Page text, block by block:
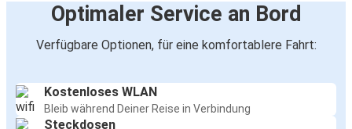
Optimaler Service an Bord
Verfügbare Optionen, für eine komfortablere Fahrt:
Kostenloses WLAN
Bleib während Deiner Reise in Verbindung
Steckdosen